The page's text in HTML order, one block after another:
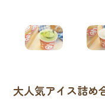
大人気アイス詰め